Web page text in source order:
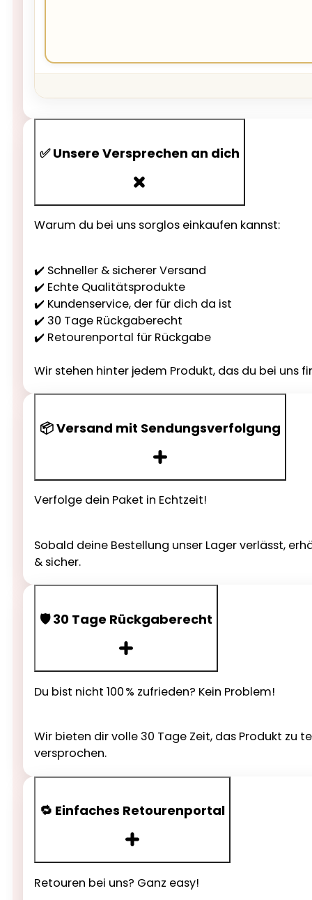
✅ Unsere Versprechen an dich
Warum du bei uns sorglos einkaufen kannst:
✔️ Schneller & sicherer Versand
✔️ Echte Qualitätsprodukte
✔️ Kundenservice, der für dich da ist
✔️ 30 Tage Rückgaberecht
✔️ Retourenportal für Rückgabe
Wir stehen hinter jedem Produkt, das du bei uns
📦 Versand mit Sendungsverfolgung
Verfolge dein Paket in Echtzeit!
Sobald deine Bestellung unser Lager verlässt,
& sicher.
🛡️ 30 Tage Rückgaberecht
Du bist nicht 100 % zufrieden? Kein Problem!
Wir bieten dir volle 30 Tage Zeit, das Produkt zu
versprochen.
🔁 Einfaches Retourenportal
Retouren bei uns? Ganz easy!